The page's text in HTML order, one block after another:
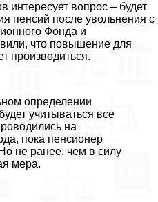
интересует вопрос – будет
пенсий после увольнения с
Фонда и
что повышение для
производиться.
определении
учитываться все
на
пока пенсионер
не ранее, чем в силу
мера.